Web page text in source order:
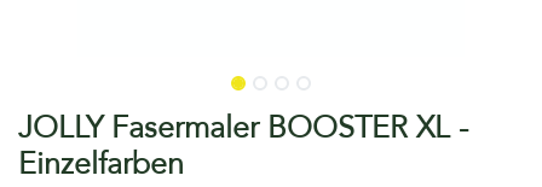
JOLLY Fasermaler BOOSTER XL -
Einzelfarben